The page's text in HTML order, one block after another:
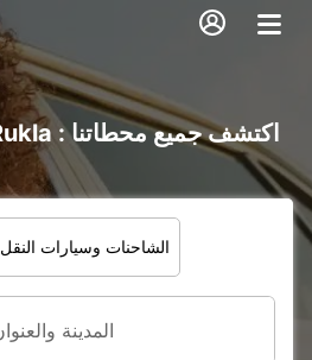
تأجير السيارات في Rukla : اكتشف جميع محطاتنا
الشاحنات وسيارات النقل